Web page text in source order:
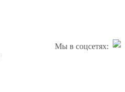
Мы в соцсетях: